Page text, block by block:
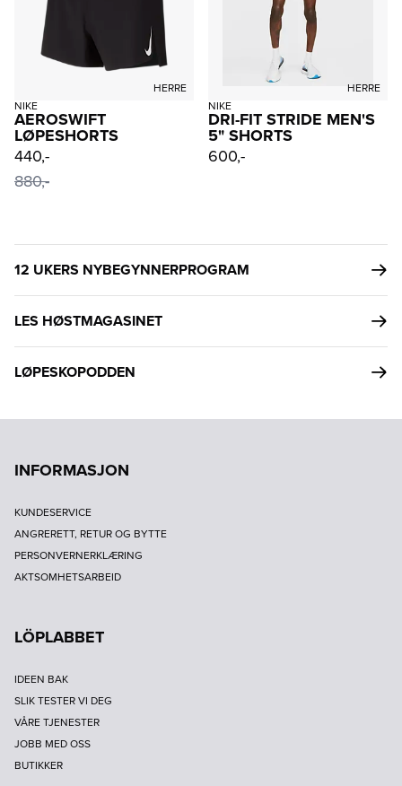
HERRE
NIKE
AEROSWIFT
LØPESHORTS
440,-
880,-
HERRE
NIKE
DRI-FIT STRIDE MEN'S
5" SHORTS
600,-
12 UKERS NYBEGYNNERPROGRAM
LES HØSTMAGASINET
LØPESKOPODDEN
INFORMASJON
KUNDESERVICE
ANGRERETT, RETUR OG BYTTE
PERSONVERNERKLÆRING
AKTSOMHETSARBEID
LÖPLABBET
IDEEN BAK
SLIK TESTER VI DEG
VÅRE TJENESTER
JOBB MED OSS
BUTIKKER